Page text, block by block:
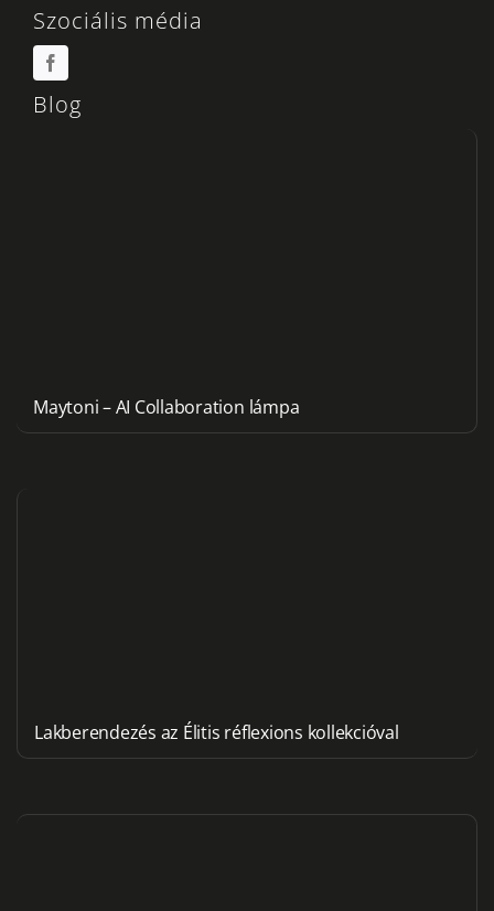
Szociális média
Blog
Maytoni – AI Collaboration lámpa
Lakberendezés az Élitis réflexions kollekcióval